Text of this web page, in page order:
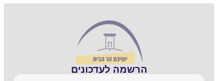
הרשמה לעדכונים